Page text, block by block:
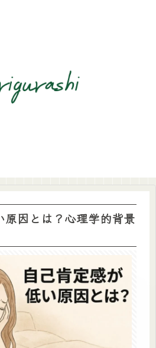
原因とは？心理学的背景